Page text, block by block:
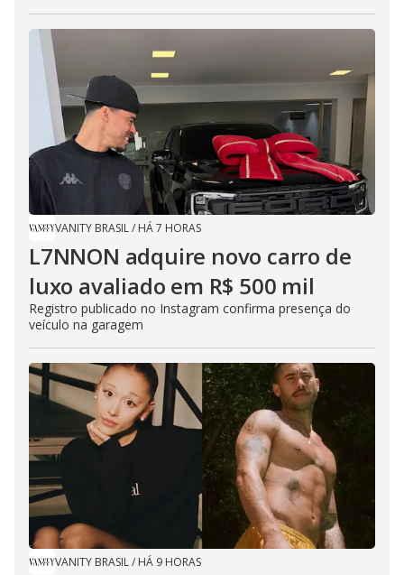
VANITY BRASIL/ HÁ 7 HORAS
L7NNON adquire novo carro de
luxo avaliado em R$ 500 mil
Registro publicado no Instagram confirma presença do
veículo na garagem
VANITY BRASIL/ HÁ 9 HORAS